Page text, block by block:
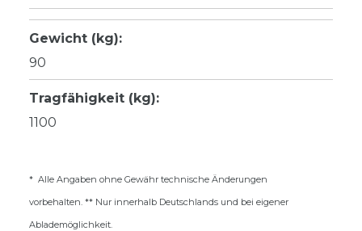
Gewicht (kg):
90
Tragfähigkeit (kg):
1100
* Alle Angaben ohne Gewähr technische Änderungen
vorbehalten. ** Nur innerhalb Deutschlands und bei eigener
Ablademöglichkeit.